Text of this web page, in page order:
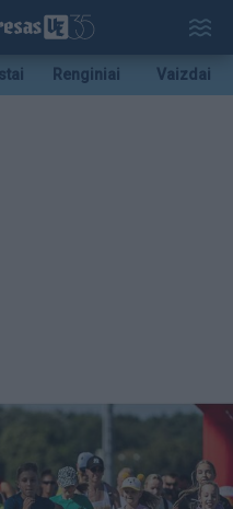
Renginiai Vaizdai